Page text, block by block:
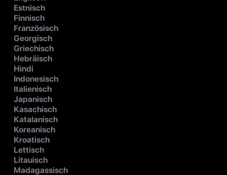
Estnisch
Finnisch
Französisch
Georgisch
Griechisch
Hebräisch
Hindi
Indonesisch
Italienisch
Japanisch
Kasachisch
Katalanisch
Koreanisch
Kroatisch
Lettisch
Litauisch
Madagassisch